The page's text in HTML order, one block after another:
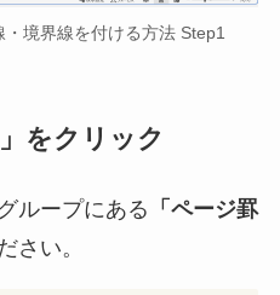
境界線を付ける方法 Step1
をクリック
ループにある 「ページ罫
さい。